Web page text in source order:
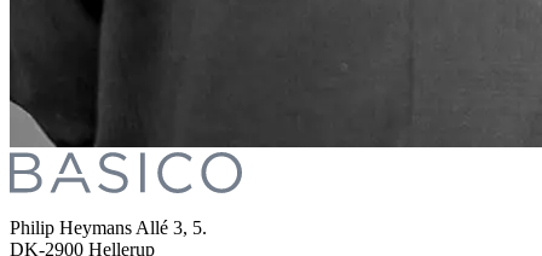
Philip Heymans Allé 3, 5.
DK-2900 Hellerup